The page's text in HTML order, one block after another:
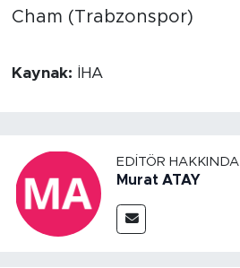
Cham (Trabzonspor)
Kaynak: İHA
EDITÖR HAKKINDA
Murat ATAY